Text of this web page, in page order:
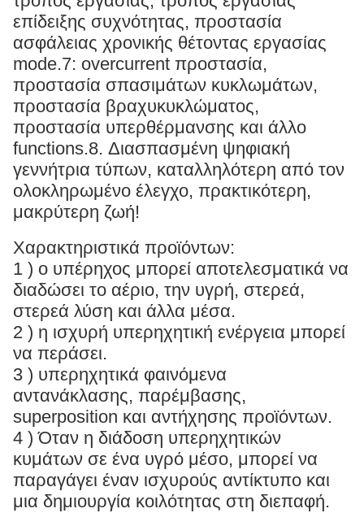
επίδειξης συχνότητας, προστασία
ασφάλειας χρονικής θέτοντας εργασίας
mode.7: overcurrent προστασία,
προστασία σπασιμάτων κυκλωμάτων,
προστασία βραχυκυκλώματος,
προστασία υπερθέρμανσης και άλλο
functions.8. Διασπασμένη ψηφιακή
γεννήτρια τύπων, καταλληλότερη από τον
ολοκληρωμένο έλεγχο, πρακτικότερη,
μακρύτερη ζωή!
Χαρακτηριστικά προϊόντων:
1 ) ο υπέρηχος μπορεί αποτελεσματικά να
διαδώσει το αέριο, την υγρή, στερεά,
στερεά λύση και άλλα μέσα.
2 ) η ισχυρή υπερηχητική ενέργεια μπορεί
να περάσει.
3 ) υπερηχητικά φαινόμενα
αντανάκλασης, παρέμβασης,
superposition και αντήχησης προϊόντων.
4 ) Όταν η διάδοση υπερηχητικών
κυμάτων σε ένα υγρό μέσο, μπορεί να
παραγάγει έναν ισχυρούς αντίκτυπο και
μια δημιουργία κοιλότητας στη διεπαφή.